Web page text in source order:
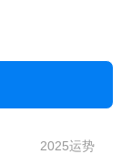
2025运势